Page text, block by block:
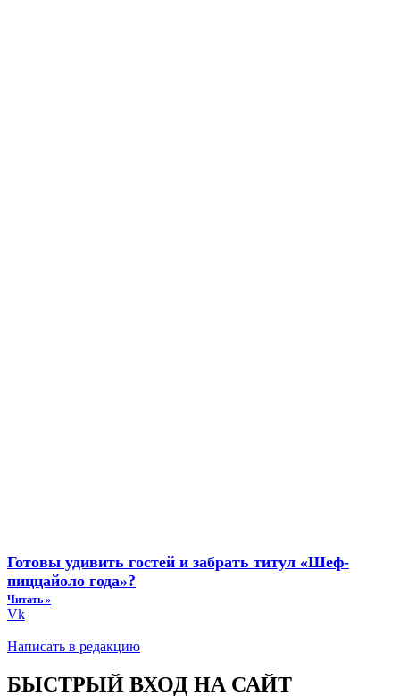
Готовы удивить гостей и забрать титул «Шеф-
пиццайоло года»?
Читать »
Vk
Написать в редакцию
БЫСТРЫЙ ВХОД НА САЙТ